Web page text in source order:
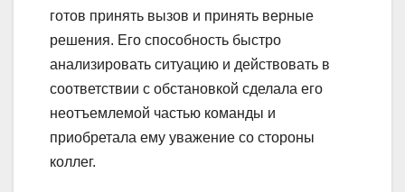
готов принять вызов и принять верные
решения. Его способность быстро
анализировать ситуацию и действовать в
соответствии с обстановкой сделала его
неотъемлемой частью команды и
приобретала ему уважение со стороны
коллег.